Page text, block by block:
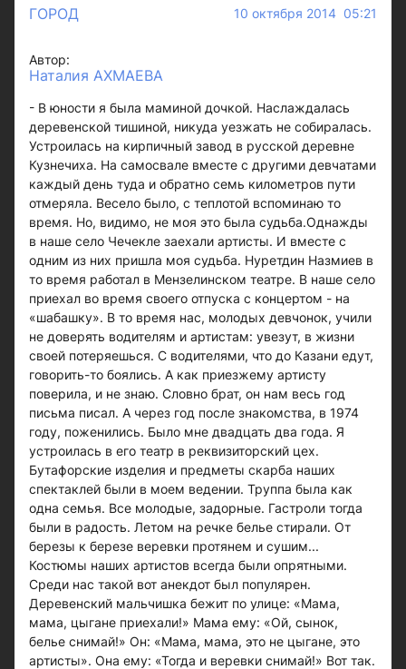
ГОРОД 10 октября 2014 05:21
Автор:
Наталия АХМАЕВА
- В юности я была маминой дочкой. Наслаждалась
деревенской тишиной, никуда уезжать не собиралась.
Устроилась на кирпичный завод в русской деревне
Кузнечиха. На самосвале вместе с другими девчатами
каждый день туда и обратно семь километров пути
отмеряла. Весело было, с теплотой вспоминаю то
время. Но, видимо, не моя это была судьба.Однажды
в наше село Чечекле заехали артисты. И вместе с
одним из них пришла моя судьба. Нуретдин Назмиев в
то время работал в Мензелинском театре. В наше село
приехал во время своего отпуска с концертом - на
«шабашку». В то время нас, молодых девчонок, учили
не доверять водителям и артистам: увезут, в жизни
своей потеряешься. С водителями, что до Казани едут,
говорить-то боялись. А как приезжему артисту
поверила, и не знаю. Словно брат, он нам весь год
письма писал. А через год после знакомства, в 1974
году, поженились. Было мне двадцать два года. Я
устроилась в его театр в реквизиторский цех.
Бутафорские изделия и предметы скарба наших
спектаклей были в моем ведении. Труппа была как
одна семья. Все молодые, задорные. Гастроли тогда
были в радость. Летом на речке белье стирали. От
березы к березе веревки протянем и сушим...
Костюмы наших артистов всегда были опрятными.
Среди нас такой вот анекдот был популярен.
Деревенский мальчишка бежит по улице: «Мама,
мама, цыгане приехали!» Мама ему: «Ой, сынок,
белье снимай!» Он: «Мама, мама, это не цыгане, это
артисты». Она ему: «Тогда и веревки снимай!» Вот так.